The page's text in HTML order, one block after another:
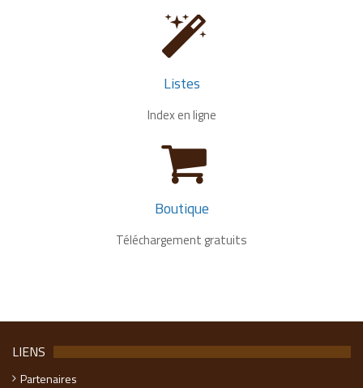
Listes
Index en ligne
Boutique
Téléchargement gratuits
LIENS
Partenaires